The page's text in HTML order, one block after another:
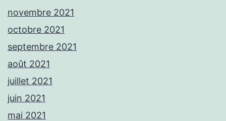
novembre 2021
octobre 2021
septembre 2021
août 2021
juillet 2021
juin 2021
mai 2021